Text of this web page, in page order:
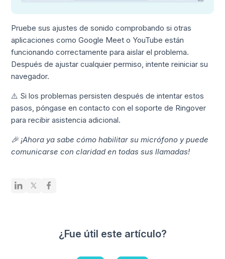
Pruebe sus ajustes de sonido comprobando si otras
aplicaciones como Google Meet o YouTube están
funcionando correctamente para aislar el problema.
Después de ajustar cualquier permiso, intente reiniciar su
navegador.
⚠️ Si los problemas persisten después de intentar estos
pasos, póngase en contacto con el soporte de Ringover
para recibir asistencia adicional.
🎉 ¡Ahora ya sabe cómo habilitar su micrófono y puede
comunicarse con claridad en todas sus llamadas!
¿Fue útil este artículo?